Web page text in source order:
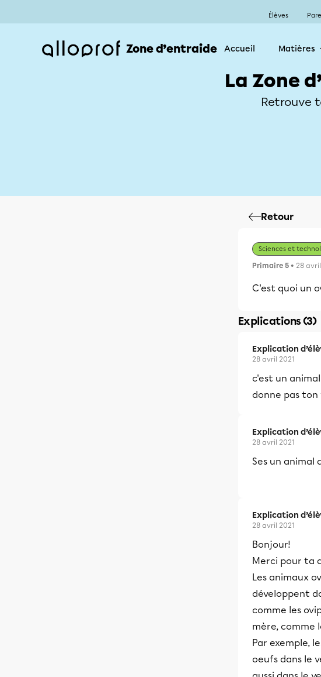
Élèves
Zone d’entraide Accueil Matières
La Zone
Retrouve
Retour
Sciences et
Primaire 5 • 28
C'est quoi un
Explications (3)
Explication
28 avril 2021
c'est un
donne pas ton
Explication
28 avril 2021
Ses un
Explication
28 avril 2021
Bonjour!
Merci pour ta
Les animaux
développent
comme les
mère, comme
Par exemple,
oeufs dans le